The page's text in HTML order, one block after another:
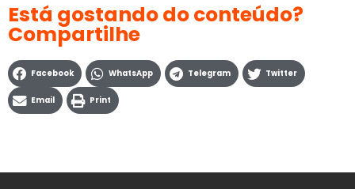
Está gostando do conteúdo?
Compartilhe
Facebook WhatsApp Telegram Twitter
Email Print